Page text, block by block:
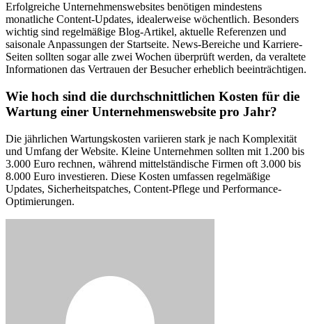
Erfolgreiche Unternehmenswebsites benötigen mindestens
monatliche Content-Updates, idealerweise wöchentlich. Besonders
wichtig sind regelmäßige Blog-Artikel, aktuelle Referenzen und
saisonale Anpassungen der Startseite. News-Bereiche und Karriere-
Seiten sollten sogar alle zwei Wochen überprüft werden, da veraltete
Informationen das Vertrauen der Besucher erheblich beeinträchtigen.
Wie hoch sind die durchschnittlichen Kosten für die
Wartung einer Unternehmenswebsite pro Jahr?
Die jährlichen Wartungskosten variieren stark je nach Komplexität
und Umfang der Website. Kleine Unternehmen sollten mit 1.200 bis
3.000 Euro rechnen, während mittelständische Firmen oft 3.000 bis
8.000 Euro investieren. Diese Kosten umfassen regelmäßige
Updates, Sicherheitspatches, Content-Pflege und Performance-
Optimierungen.